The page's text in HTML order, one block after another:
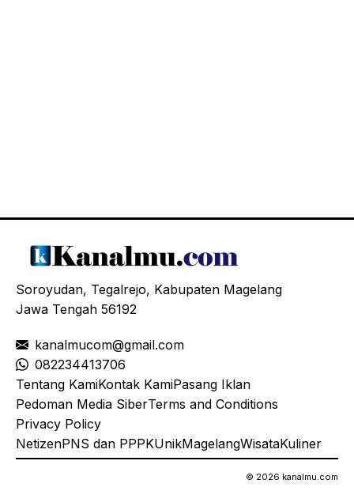
Soroyudan, Tegalrejo, Kabupaten Magelang
Jawa Tengah 56192
kanalmucom@gmail.com
082234413706
Tentang KamiKontak KamiPasang Iklan
Pedoman Media SiberTerms and Conditions
Privacy Policy
NetizenPNS dan PPPKUnikMagelangWisataKuliner
© 2026 kanalmu.com